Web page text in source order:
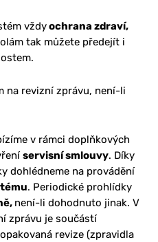
vždyochrana zdraví,
tak můžete předejít i
na revizní zprávu, není-li
v rámci doplňkových
servisní smlouvy. Díky
dohlédneme na provádění
. Periodické prohlídky
není-li dohodnuto jinak. V
zprávu je součástí
revize (zpravidla